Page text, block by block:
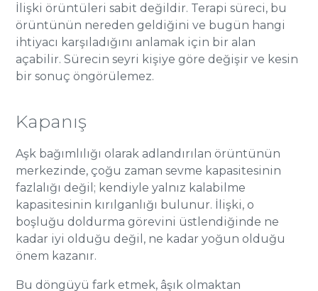
İlişki örüntüleri sabit değildir. Terapi süreci, bu
örüntünün nereden geldiğini ve bugün hangi
ihtiyacı karşıladığını anlamak için bir alan
açabilir. Sürecin seyri kişiye göre değişir ve kesin
bir sonuç öngörülemez.
Kapanış
Aşk bağımlılığı olarak adlandırılan örüntünün
merkezinde, çoğu zaman sevme kapasitesinin
fazlalığı değil; kendiyle yalnız kalabilme
kapasitesinin kırılganlığı bulunur. İlişki, o
boşluğu doldurma görevini üstlendiğinde ne
kadar iyi olduğu değil, ne kadar yoğun olduğu
önem kazanır.
Bu döngüyü fark etmek, âşık olmaktan